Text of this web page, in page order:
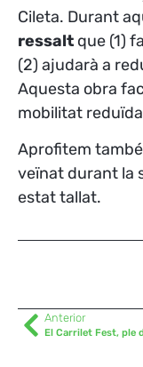
Cileta. Durant
ressalt que (1)
(2) ajudarà a
Aquesta obra
mobilitat
Aprofitem
veïnat durant la
estat tallat.
Anterior
El Carrilet Fest, ple